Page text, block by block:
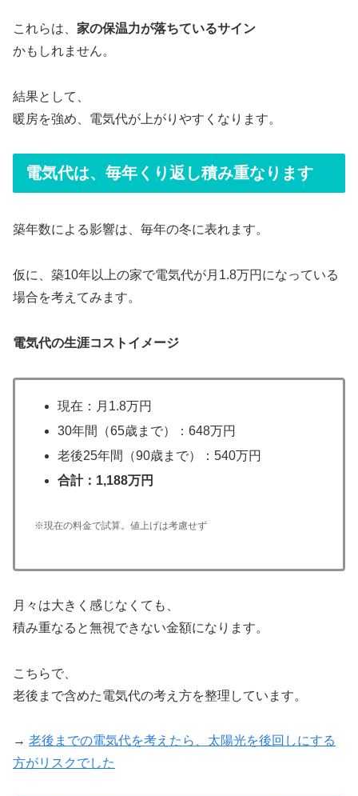
これらは、 家の保温力が落ちているサイン
かもしれません。
結果として、
暖房を強め、電気代が上がりやすくなります。
電気代は、毎年くり返し積み重なります
築年数による影響は、毎年の冬に表れます。
仮に、築10年以上の家で電気代が月1.8万円になっている
場合を考えてみます。
電気代の生涯コストイメージ
現在：月1.8万円
30年間（65歳まで）：648万円
老後25年間（90歳まで）：540万円
合計：1,188万円
※現在の料金で試算。値上げは考慮せず
月々は大きく感じなくても、
積み重なると無視できない金額になります。
こちらで、
老後まで含めた電気代の考え方を整理しています。
→ 老後までの電気代を考えたら、太陽光を後回しにする
方がリスクでした